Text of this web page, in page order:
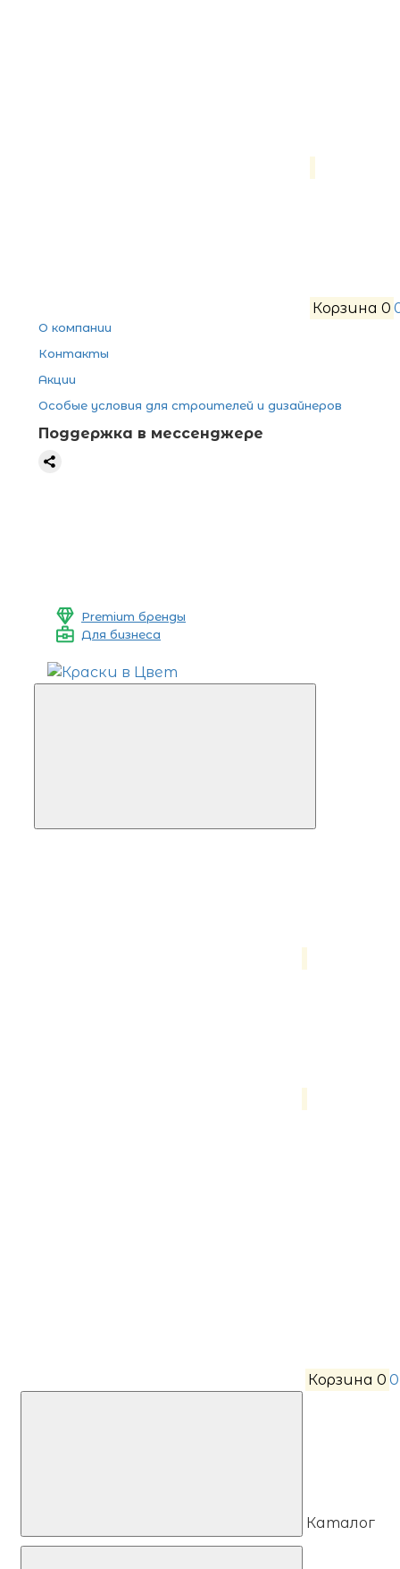
Корзина 0
О компании
Контакты
Акции
Особые условия для строителей и дизайнеров
Поддержка в мессенджере
Premium бренды
Для бизнеса
Корзина 0
Каталог